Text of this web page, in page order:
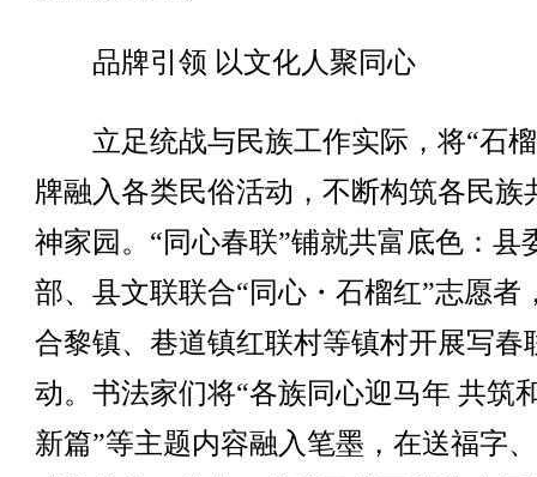
品牌引领 以文化人聚同心
立足统战与民族工作实际，将“石榴
牌融入各类民俗活动，不断构筑各民族
神家园。“同心春联”铺就共富底色：县
部、县文联联合“同心・石榴红”志愿者
合黎镇、巷道镇红联村等镇村开展写春
动。书法家们将“各族同心迎马年 共筑
新篇”等主题内容融入笔墨，在送福字